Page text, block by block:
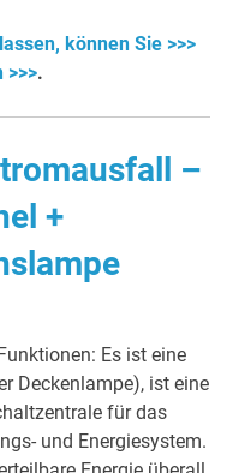
können Sie >>>
>>>.
–
+
Es ist eine
Deckenlampe), ist eine
für das
und Energiesystem.